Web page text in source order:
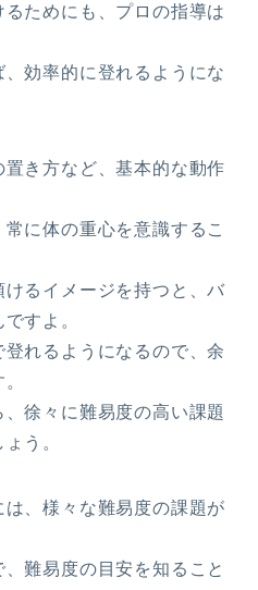
ためにも、プロの指導は
効率的に登れるようにな
き方など、基本的な動作
に体の重心を意識するこ
るイメージを持つと、バ
すよ。
れるようになるので、余
徐々に難易度の高い課題
う。
、様々な難易度の課題が
難易度の目安を知ること